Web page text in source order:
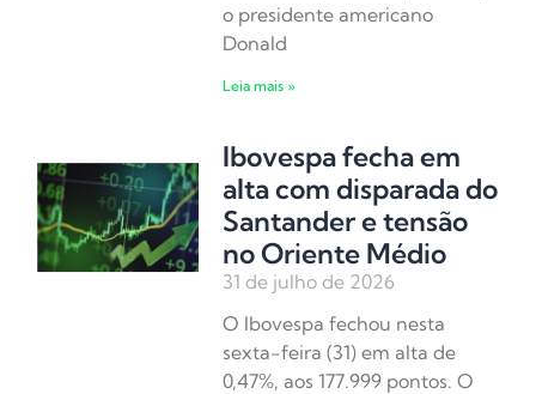
o presidente americano
Donald
Leia mais »
Ibovespa fecha em
alta com disparada do
Santander e tensão
no Oriente Médio
31 de julho de 2026
O Ibovespa fechou nesta
sexta-feira (31) em alta de
0,47%, aos 177.999 pontos. O